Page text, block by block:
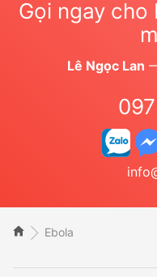
Gọi ngay
Lê Ngọc Lan
Ebola